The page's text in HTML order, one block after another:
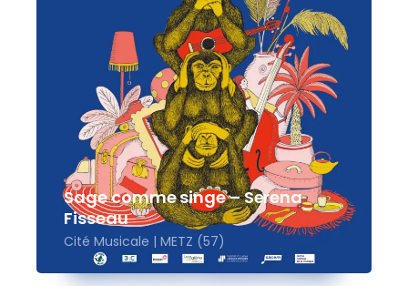
Sage comme singe – Serena
Fisseau
Cité Musicale | METZ (57)